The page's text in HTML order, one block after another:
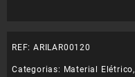
REF: ARILAR00120
Categorias: Material Elétrico,